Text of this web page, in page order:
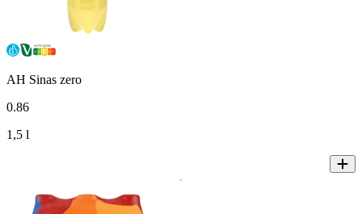
AH Sinas zero
0.86
1,5 l